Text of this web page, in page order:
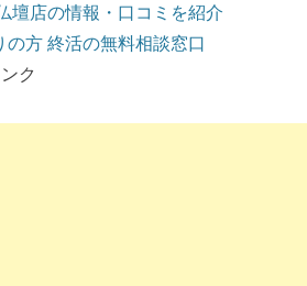
壇店の情報・口コミを紹介
方 終活の無料相談窓口
ク